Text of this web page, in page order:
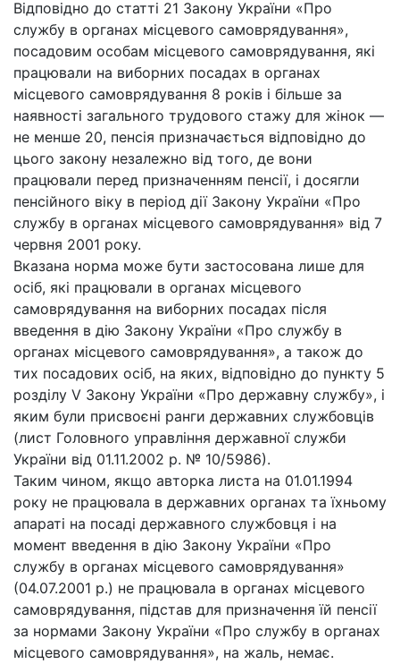
Відповідно до статті 21 Закону України «Про
службу в органах місцевого самоврядування»,
посадовим особам місцевого самоврядування, які
працювали на виборних посадах в органах
місцевого самоврядування 8 років і більше за
наявності загального трудового стажу для жінок —
не менше 20, пенсія призначається відповідно до
цього закону незалежно від того, де вони
працювали перед призначенням пенсії, і досягли
пенсійного віку в період дії Закону України «Про
службу в органах місцевого самоврядування» від 7
червня 2001 року.
Вказана норма може бути застосована лише для
осіб, які працювали в органах місцевого
самоврядування на виборних посадах після
введення в дію Закону України «Про службу в
органах місцевого самоврядування», а також до
тих посадових осіб, на яких, відповідно до пункту 5
розділу V Закону України «Про державну службу», і
яким були присвоєні ранги державних службовців
(лист Головного управління державної служби
України від 01.11.2002 р. № 10/5986).
Таким чином, якщо авторка листа на 01.01.1994
року не працювала в державних органах та їхньому
апараті на посаді державного службовця і на
момент введення в дію Закону України «Про
службу в органах місцевого самоврядування»
(04.07.2001 р.) не працювала в органах місцевого
самоврядування, підстав для призначення їй пенсії
за нормами Закону України «Про службу в органах
місцевого самоврядування», на жаль, немає.